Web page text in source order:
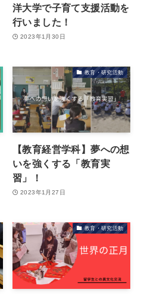
洋大学で子育て支援活動を
行いました！
2023年1月30日
教育・研究活動
【教育経営学科】夢への想
いを強くする「教育実
習」！
2023年1月27日
教育・研究活動